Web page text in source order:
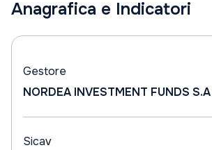
Anagrafica e Indicatori
Gestore
NORDEA INVESTMENT FUNDS S.A
Sicav